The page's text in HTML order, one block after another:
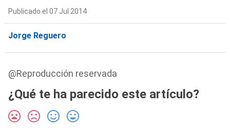
Publicado el 07 Jul 2014
Jorge Reguero
@Reproducción reservada
¿Qué te ha parecido este artículo?